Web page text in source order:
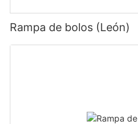
Rampa de bolos (León)